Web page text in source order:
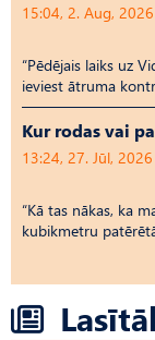
15:04, 2. Aug, 2026
“Pēdējais laiks uz
ieviest ātruma
Kur rodas vai
13:24, 27. Jūl, 2026
“Kā tas nākas, ka
kubikmetru